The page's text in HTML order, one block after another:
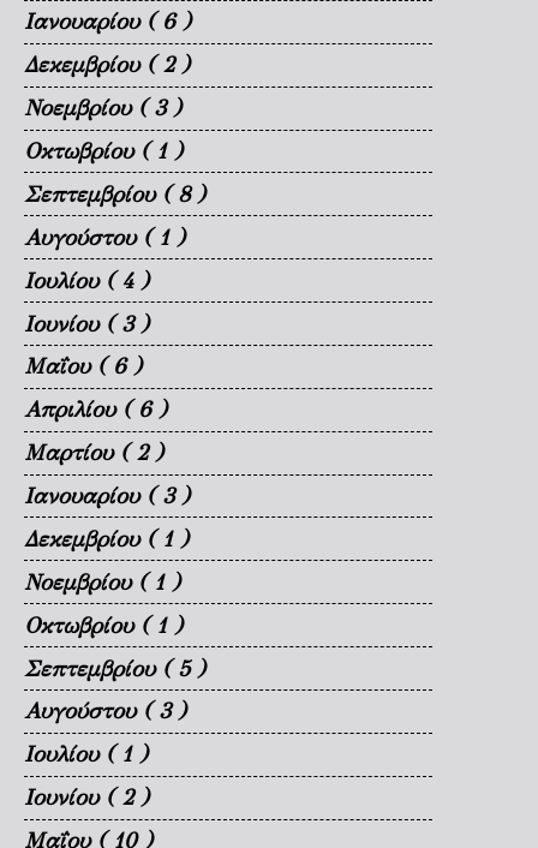
Ιανουαρίου ( 6 )
Δεκεμβρίου ( 2 )
Νοεμβρίου ( 3 )
Οκτωβρίου ( 1 )
Σεπτεμβρίου ( 8 )
Αυγούστου ( 1 )
Ιουλίου ( 4 )
Ιουνίου ( 3 )
Μαΐου ( 6 )
Απριλίου ( 6 )
Μαρτίου ( 2 )
Ιανουαρίου ( 3 )
Δεκεμβρίου ( 1 )
Νοεμβρίου ( 1 )
Οκτωβρίου ( 1 )
Σεπτεμβρίου ( 5 )
Αυγούστου ( 3 )
Ιουλίου ( 1 )
Ιουνίου ( 2 )
Μαΐου ( 10 )